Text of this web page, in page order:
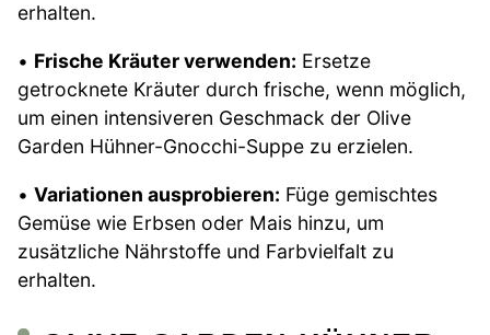
erhalten.
• Frische Kräuter verwenden: Ersetze
getrocknete Kräuter durch frische, wenn möglich,
um einen intensiveren Geschmack der Olive
Garden Hühner-Gnocchi-Suppe zu erzielen.
• Variationen ausprobieren: Füge gemischtes
Gemüse wie Erbsen oder Mais hinzu, um
zusätzliche Nährstoffe und Farbvielfalt zu
erhalten.